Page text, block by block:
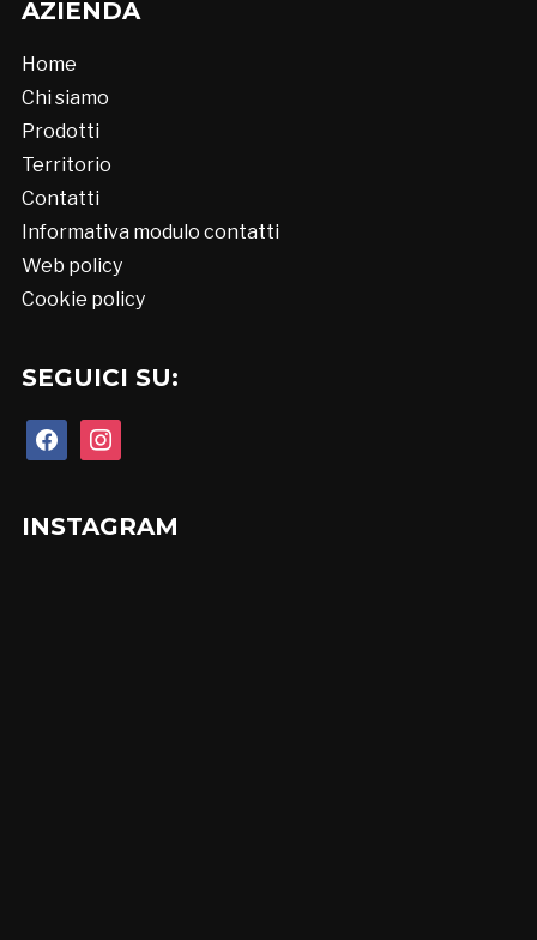
AZIENDA
Home
Chi siamo
Prodotti
Territorio
Contatti
Informativa modulo contatti
Web policy
Cookie policy
SEGUICI SU:
facebookinstagram
INSTAGRAM